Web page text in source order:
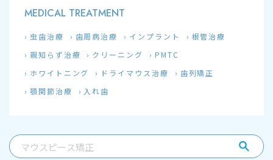
MEDICAL TREATMENT
虫歯治療 歯周病治療 インプラント
根管治療
親知らず治療
クリーニング
PMTC
ホワイトニング
ドライマウス治療
歯列矯正
顎関節治療
入れ歯